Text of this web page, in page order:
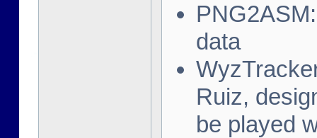
data
Ruiz,
be played